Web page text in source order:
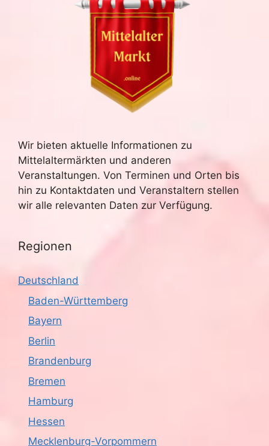
Wir bieten aktuelle Informationen zu
Mittelaltermärkten und anderen
Veranstaltungen. Von Terminen und Orten bis
hin zu Kontaktdaten und Veranstaltern stellen
wir alle relevanten Daten zur Verfügung.
Regionen
Deutschland
Baden-Württemberg
Bayern
Berlin
Brandenburg
Bremen
Hamburg
Hessen
Mecklenburg-Vorpommern